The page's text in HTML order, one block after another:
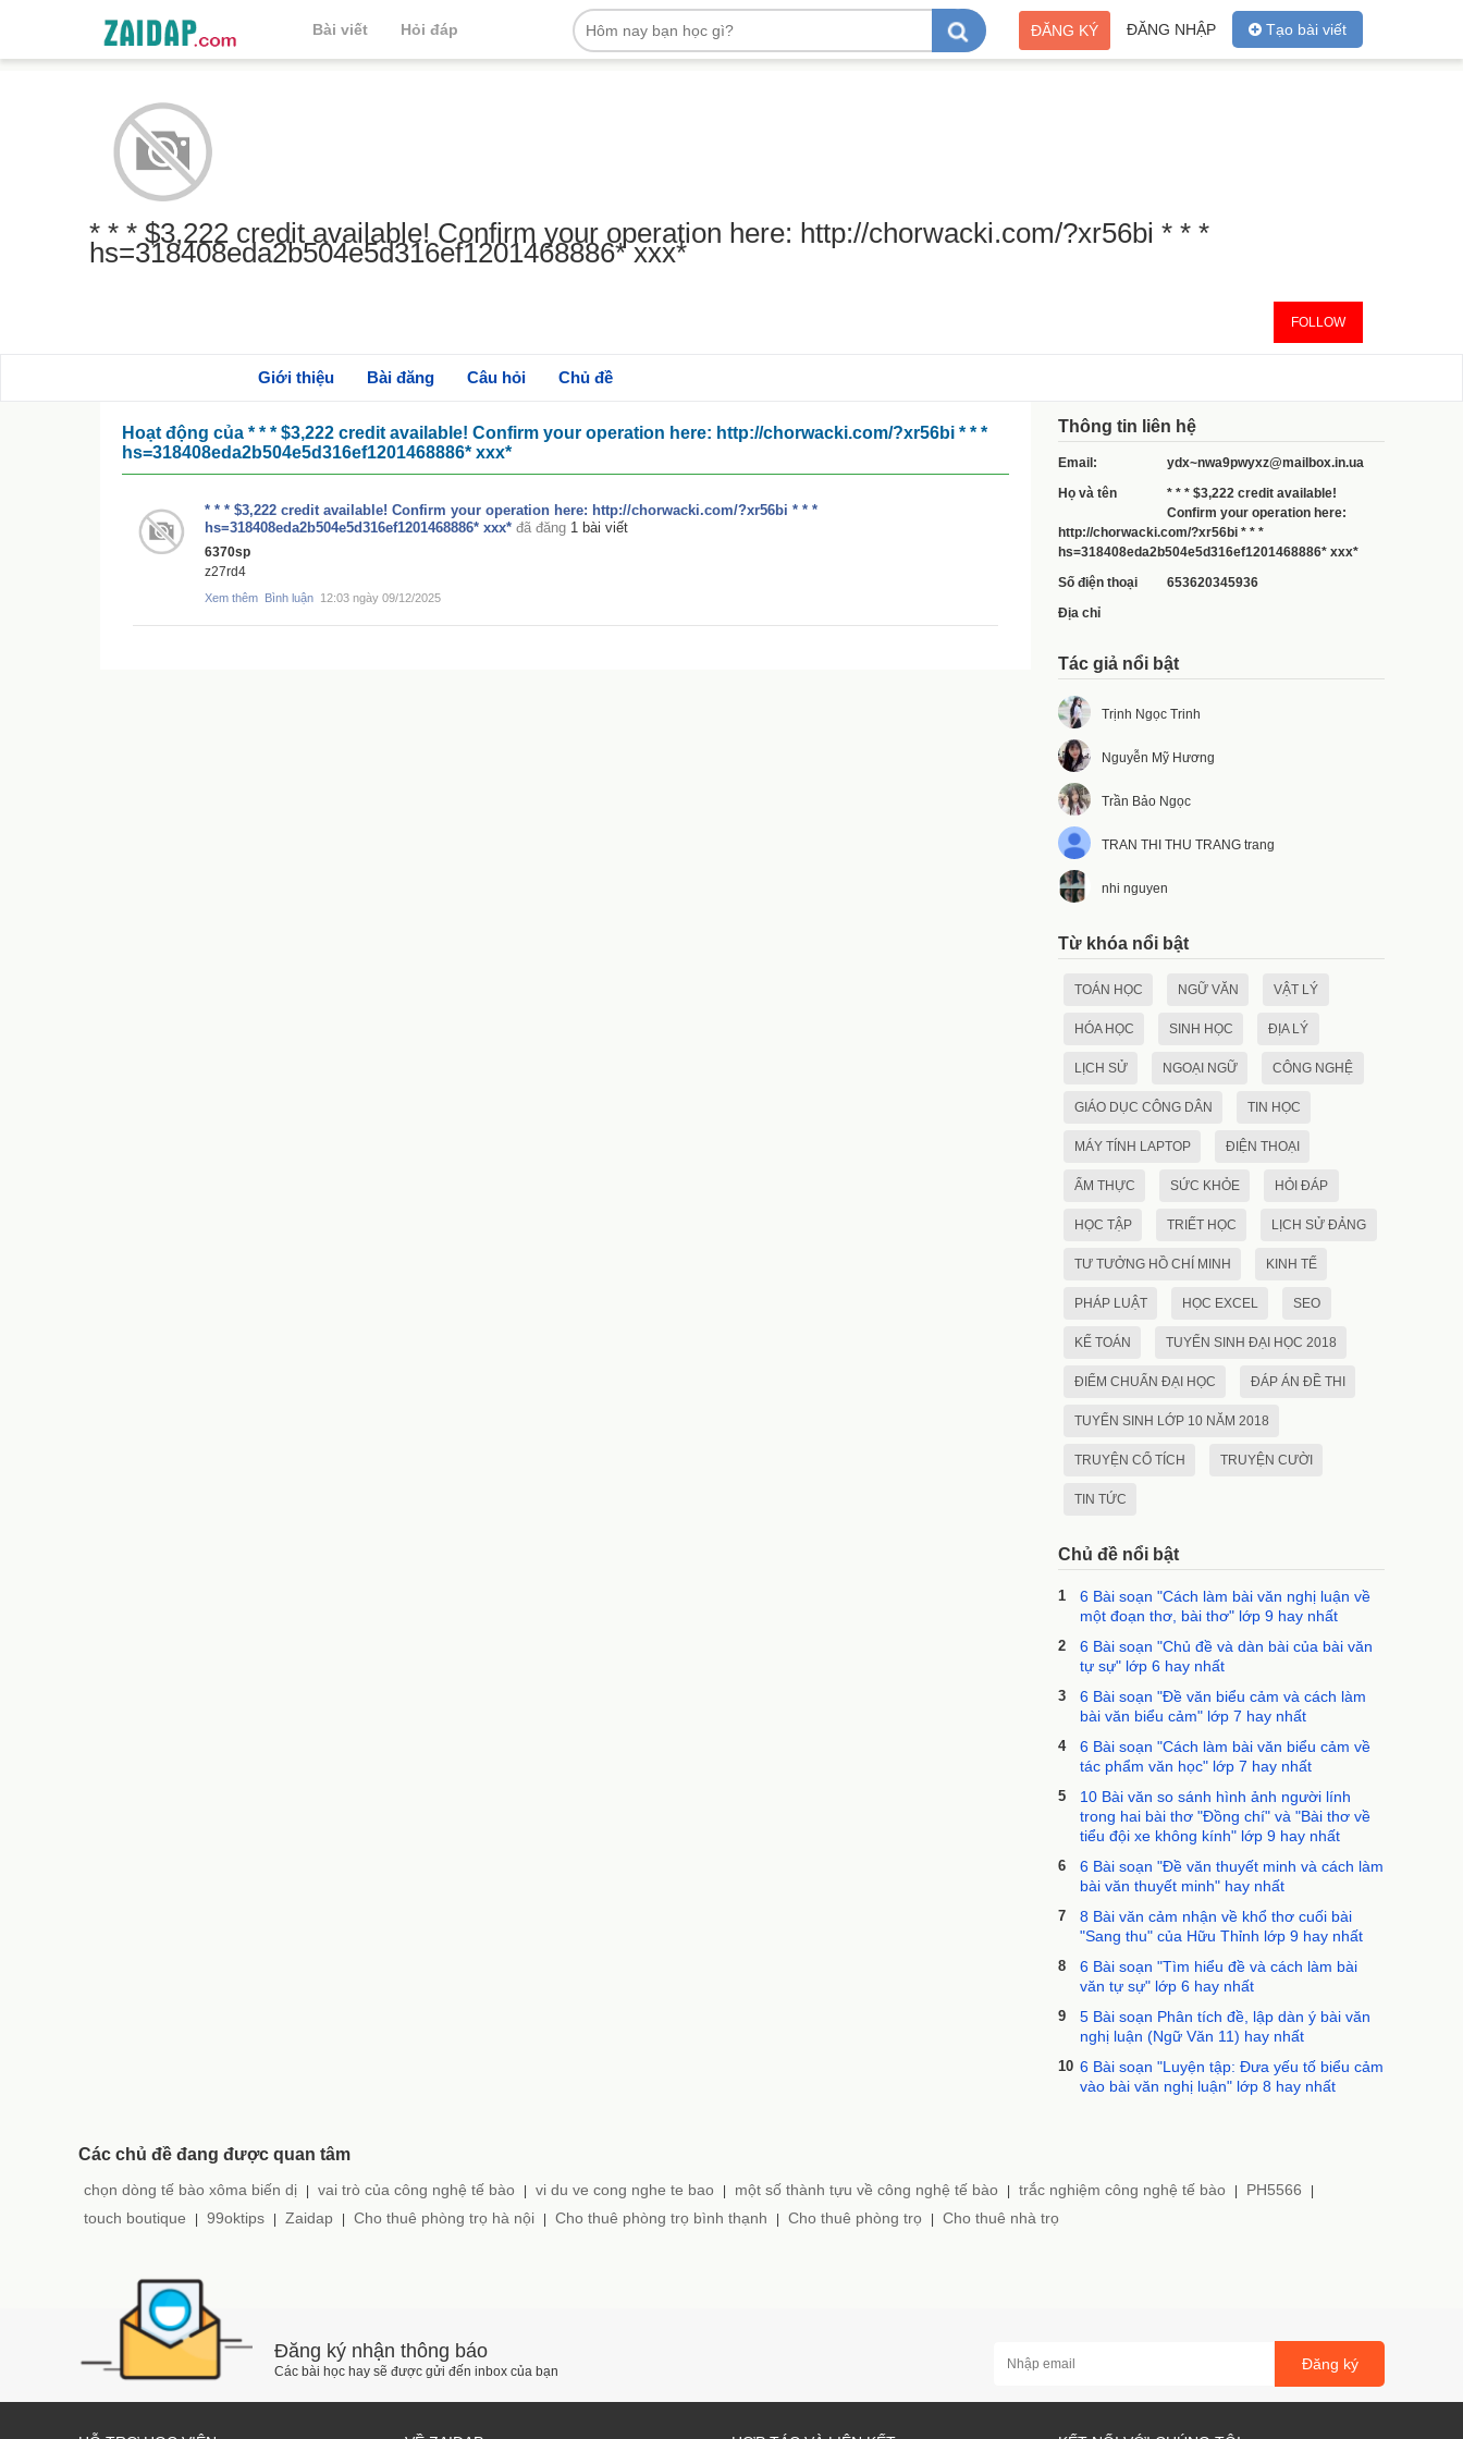
Bài viết Hỏi đáp Tạo bài viết
ĐĂNG NHẬP
ĐĂNG KÝ
* * * $3,222 credit available! Confirm your operation here: http://chorwacki.com/?xr56bi * * *
hs=318408eda2b504e5d316ef1201468886* ххх*
FOLLOW
Giới thiệu Bài đăng Câu hỏi Chủ đề
Hoạt động của * * * $3,222 credit available! Confirm your operation here: http://chorwacki.com/?xr56bi * * *
hs=318408eda2b504e5d316ef1201468886* ххх*
* * * $3,222 credit available! Confirm your operation here: http://chorwacki.com/?xr56bi * * *
hs=318408eda2b504e5d316ef1201468886* ххх* đã đăng 1 bài viết
6370sp
z27rd4
Xem thêm Bình luận 12:03 ngày 09/12/2025
Thông tin liên hệ
Email:
ydx~nwa9pwyxz@mailbox.in.ua
Họ và tên
* * * $3,222 credit available!
Confirm your operation here:
http://chorwacki.com/?xr56bi * * *
hs=318408eda2b504e5d316ef1201468886* ххх*
Số điện thoại
653620345936
Địa chỉ
Tác giả nổi bật
Trịnh Ngọc Trinh
Nguyễn Mỹ Hương
Trần Bảo Ngọc
TRAN THI THU TRANG trang
nhi nguyen
Từ khóa nổi bật
TOÁN HỌC NGỮ VĂN VẬT LÝ
HÓA HỌC SINH HỌC ĐỊA LÝ
LỊCH SỬ NGOẠI NGỮ CÔNG NGHỆ
GIÁO DỤC CÔNG DÂN TIN HỌC
MÁY TÍNH LAPTOP ĐIỆN THOẠI
ẨM THỰC SỨC KHỎE HỎI ĐÁP
HỌC TẬP TRIẾT HỌC LỊCH SỬ ĐẢNG
TƯ TƯỞNG HỒ CHÍ MINH KINH TẾ
PHÁP LUẬT HỌC EXCEL SEO
KẾ TOÁN TUYỂN SINH ĐẠI HỌC 2018
ĐIỂM CHUẨN ĐẠI HỌC ĐÁP ÁN ĐỀ THI
TUYỂN SINH LỚP 10 NĂM 2018
TRUYỆN CỔ TÍCH TRUYỆN CƯỜI
TIN TỨC
Chủ đề nổi bật
1
6 Bài soạn "Cách làm bài văn nghị luận về
một đoạn thơ, bài thơ" lớp 9 hay nhất
2
6 Bài soạn "Chủ đề và dàn bài của bài văn
tự sự" lớp 6 hay nhất
3
6 Bài soạn "Đề văn biểu cảm và cách làm
bài văn biểu cảm" lớp 7 hay nhất
4
6 Bài soạn "Cách làm bài văn biểu cảm về
tác phẩm văn học" lớp 7 hay nhất
5
10 Bài văn so sánh hình ảnh người lính
trong hai bài thơ "Đồng chí" và "Bài thơ về
tiểu đội xe không kính" lớp 9 hay nhất
6
6 Bài soạn "Đề văn thuyết minh và cách làm
bài văn thuyết minh" hay nhất
7
8 Bài văn cảm nhận về khổ thơ cuối bài
"Sang thu" của Hữu Thỉnh lớp 9 hay nhất
8
6 Bài soạn "Tìm hiểu đề và cách làm bài
văn tự sự" lớp 6 hay nhất
9
5 Bài soạn Phân tích đề, lập dàn ý bài văn
nghị luận (Ngữ Văn 11) hay nhất
10 6 Bài soạn "Luyện tập: Đưa yếu tố biểu cảm
vào bài văn nghị luận" lớp 8 hay nhất
Các chủ đề đang được quan tâm
chọn dòng tế bào xôma biến dị vai trò của công nghệ tế bào vi du ve cong nghe te bao một số thành tựu về công nghệ tế bào trắc nghiệm công nghệ tế bào PH5566
touch boutique 99oktips Zaidap Cho thuê phòng trọ hà nội Cho thuê phòng trọ bình thạnh Cho thuê phòng trọ Cho thuê nhà trọ
Đăng ký
Đăng ký nhận thông báo
Các bài học hay sẽ được gửi đến inbox của bạn